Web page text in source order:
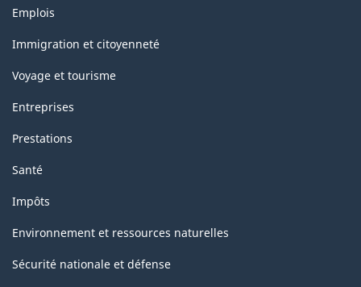
Thèmes
sujets
Emplois
Immigration et citoyenneté
Voyage et tourisme
Entreprises
Prestations
Santé
Impôts
Environnement et ressources naturelles
Sécurité nationale et défense